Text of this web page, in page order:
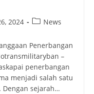
2024
PostNews
Penerbangan
–
penerbangan
menjadi salah satu
Dengan sejarah…